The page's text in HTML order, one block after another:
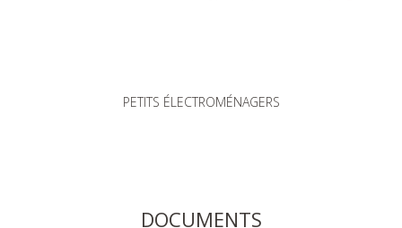
PETITS ÉLECTROMÉNAGERS
DOCUMENTS